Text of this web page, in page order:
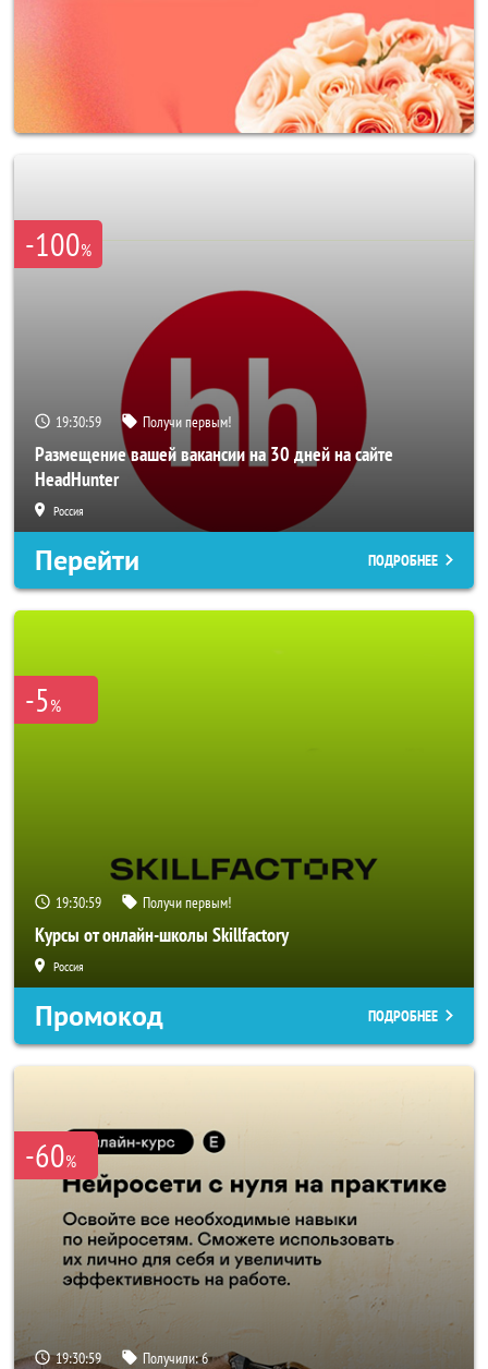
-100%
19:30:56 Получи первым!
Размещение вашей вакансии на 30 дней на сайте
HeadHunter
Россия
Перейти ПОДРОБНЕЕ
-5%
19:30:56 Получи первым!
Курсы от онлайн-школы Skillfactory
Россия
Промокод ПОДРОБНЕЕ
-60%
19:30:56 Получили:6